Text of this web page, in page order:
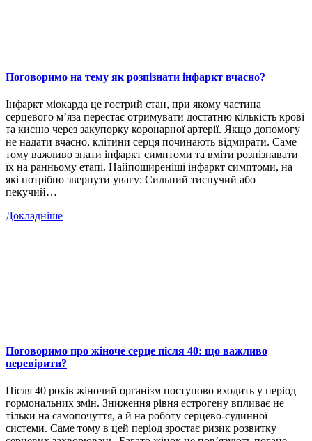
Поговоримо на тему як розпізнати інфаркт вчасно?
Інфаркт міокарда це гострий стан, при якому частина
серцевого м’яза перестає отримувати достатню кількість крові
та кисню через закупорку коронарної артерії. Якщо допомогу
не надати вчасно, клітини серця починають відмирати. Саме
тому важливо знати інфаркт симптоми та вміти розпізнавати
їх на ранньому етапі. Найпоширеніші інфаркт симптоми, на
які потрібно звернути увагу: Сильний тиснучий або
пекучий…
Докладніше
Поговоримо про жіноче серце після 40: що важливо
перевірити?
Після 40 років жіночий організм поступово входить у період
гормональних змін. Зниження рівня естрогену впливає не
тільки на самопочуття, а й на роботу серцево-судинної
системи. Саме тому в цей період зростає ризик розвитку